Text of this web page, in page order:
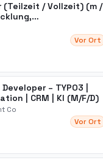
(Teilzeit / Vollzeit) (m /
Ing[...]
Vor Ort
– TYPO3 |
| CRM | KI (M/F/D)
Co
Vor Ort